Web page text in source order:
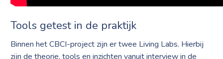
Tools getest in de praktijk
Binnen het CBCI-project zijn er twee Living Labs. Hierbij
zijn de theorie, tools en inzichten vanuit interview in de